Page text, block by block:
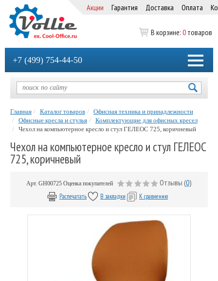
Акции Гарантия Доставка Оплата
В корзине: 0 товаров
+7 (499) 754-44-50
Главная Каталог товаров
Офисная техника и принадлежности
Офисные кресла и стулья
Комплектующие для офисных кресел
Чехол на компьютерное кресло и стул ГЕЛЕОС 725, коричневый
Чехол на компьютерное кресло и стул ГЕЛЕОС
725, коричневый
Арт. GH00725 Оценка покупателей Отзывы (0)
Распечатать В закладки К сравнению